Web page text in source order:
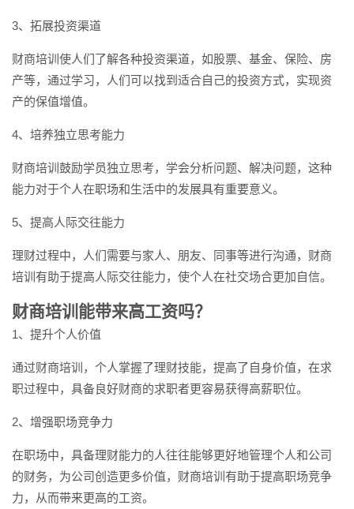
3、拓展投资渠道
财商培训使人们了解各种投资渠道，如股票、基金、保险、房
产等，通过学习，人们可以找到适合自己的投资方式，实现资
产的保值增值。
4、培养独立思考能力
财商培训鼓励学员独立思考，学会分析问题、解决问题，这种
能力对于个人在职场和生活中的发展具有重要意义。
5、提高人际交往能力
理财过程中，人们需要与家人、朋友、同事等进行沟通，财商
培训有助于提高人际交往能力，使个人在社交场合更加自信。
财商培训能带来高工资吗？
1、提升个人价值
通过财商培训，个人掌握了理财技能，提高了自身价值，在求
职过程中，具备良好财商的求职者更容易获得高薪职位。
2、增强职场竞争力
在职场中，具备理财能力的人往往能够更好地管理个人和公司
的财务，为公司创造更多价值，财商培训有助于提高职场竞争
力，从而带来更高的工资。